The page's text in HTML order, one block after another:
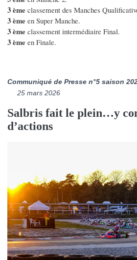
3 ème classement des Manches
3 ème en Super Manche.
3 ème classement intermédiaire Final.
3 ème en Finale.
Communiqué de Presse n°5 saison
25 mars 2026
Salbris fait le plein…y
d’actions